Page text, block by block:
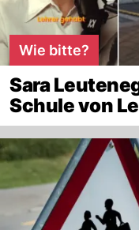
Wie bitte?
Sara
Schule von